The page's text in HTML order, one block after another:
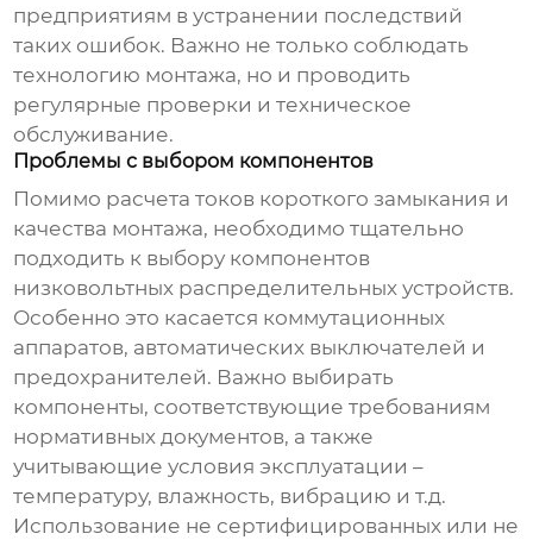
предприятиям в устранении последствий
таких ошибок. Важно не только соблюдать
технологию монтажа, но и проводить
регулярные проверки и техническое
обслуживание.
Проблемы с выбором компонентов
Помимо расчета токов короткого замыкания и
качества монтажа, необходимо тщательно
подходить к выбору компонентов
низковольтных распределительных устройств.
Особенно это касается коммутационных
аппаратов, автоматических выключателей и
предохранителей. Важно выбирать
компоненты, соответствующие требованиям
нормативных документов, а также
учитывающие условия эксплуатации –
температуру, влажность, вибрацию и т.д.
Использование не сертифицированных или не